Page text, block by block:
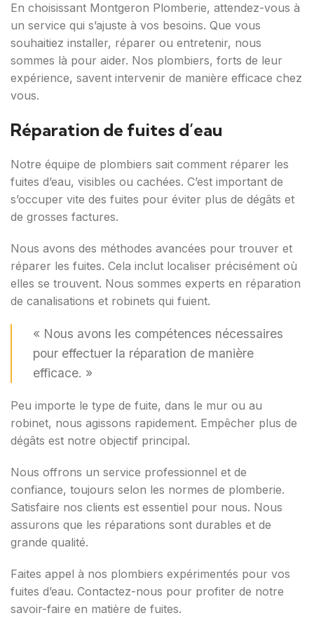
En choisissant Montgeron Plomberie, attendez-vous à
un service qui s’ajuste à vos besoins. Que vous
souhaitiez installer, réparer ou entretenir, nous
sommes là pour aider. Nos plombiers, forts de leur
expérience, savent intervenir de manière efficace chez
vous.
Réparation de fuites d’eau
Notre équipe de plombiers sait comment réparer les
fuites d’eau, visibles ou cachées. C’est important de
s’occuper vite des fuites pour éviter plus de dégâts et
de grosses factures.
Nous avons des méthodes avancées pour trouver et
réparer les fuites. Cela inclut localiser précisément où
elles se trouvent. Nous sommes experts en réparation
de canalisations et robinets qui fuient.
« Nous avons les compétences nécessaires
pour effectuer la réparation de manière
efficace. »
Peu importe le type de fuite, dans le mur ou au
robinet, nous agissons rapidement. Empêcher plus de
dégâts est notre objectif principal.
Nous offrons un service professionnel et de
confiance, toujours selon les normes de plomberie.
Satisfaire nos clients est essentiel pour nous. Nous
assurons que les réparations sont durables et de
grande qualité.
Faites appel à nos plombiers expérimentés pour vos
fuites d’eau. Contactez-nous pour profiter de notre
savoir-faire en matière de fuites.